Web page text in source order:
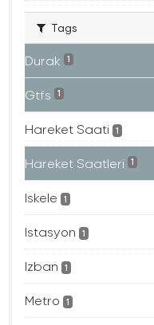
Tags
Durak 1
Gtfs 1
Hareket Saati 1
Hareket Saatleri 1
Iskele 1
Istasyon 1
Izban 1
Metro 1